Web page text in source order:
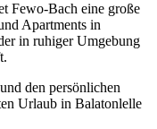
Fewo-Bach eine große
Apartments in
in ruhiger Umgebung
den persönlichen
Urlaub in Balatonlelle